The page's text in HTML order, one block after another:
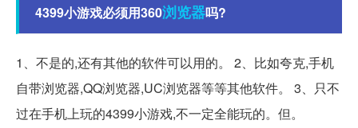
4399小游戏必须用360浏览器吗?
1、不是的,还有其他的软件可以用的。 2、比如夸克,手机
自带浏览器,QQ浏览器,UC浏览器等等其他软件。 3、只不
过在手机上玩的4399小游戏,不一定全能玩的。但。